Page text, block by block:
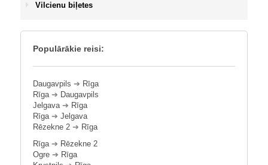
Vilcienu biļetes
Populārākie reisi:
Daugavpils ➔ Rīga
Rīga➔ Daugavpils
Jelgava➔ Rīga
Rīga➔ Jelgava
Rēzekne 2 ➔ Rīga
Rīga➔ Rēzekne 2
Ogre ➔ Rīga